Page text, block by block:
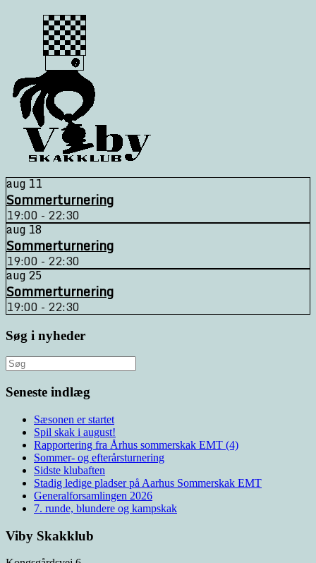
aug11
Sommerturnering
19:00 - 22:30
aug18
Sommerturnering
19:00 - 22:30
aug25
Sommerturnering
19:00 - 22:30
Søg i nyheder
Søg
efter:
Seneste indlæg
Sæsonen er startet
Spil skak i august!
Rapportering fra Århus sommerskak EMT (4)
Sommer- og efterårsturnering
Sidste klubaften
Stadig ledige pladser på Aarhus Sommerskak EMT
Generalforsamlingen 2026
7. runde, blundere og kampskak
Viby Skakklub